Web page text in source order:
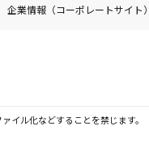
企業情報（コーポレートサイト）
イル化などすることを禁じます。